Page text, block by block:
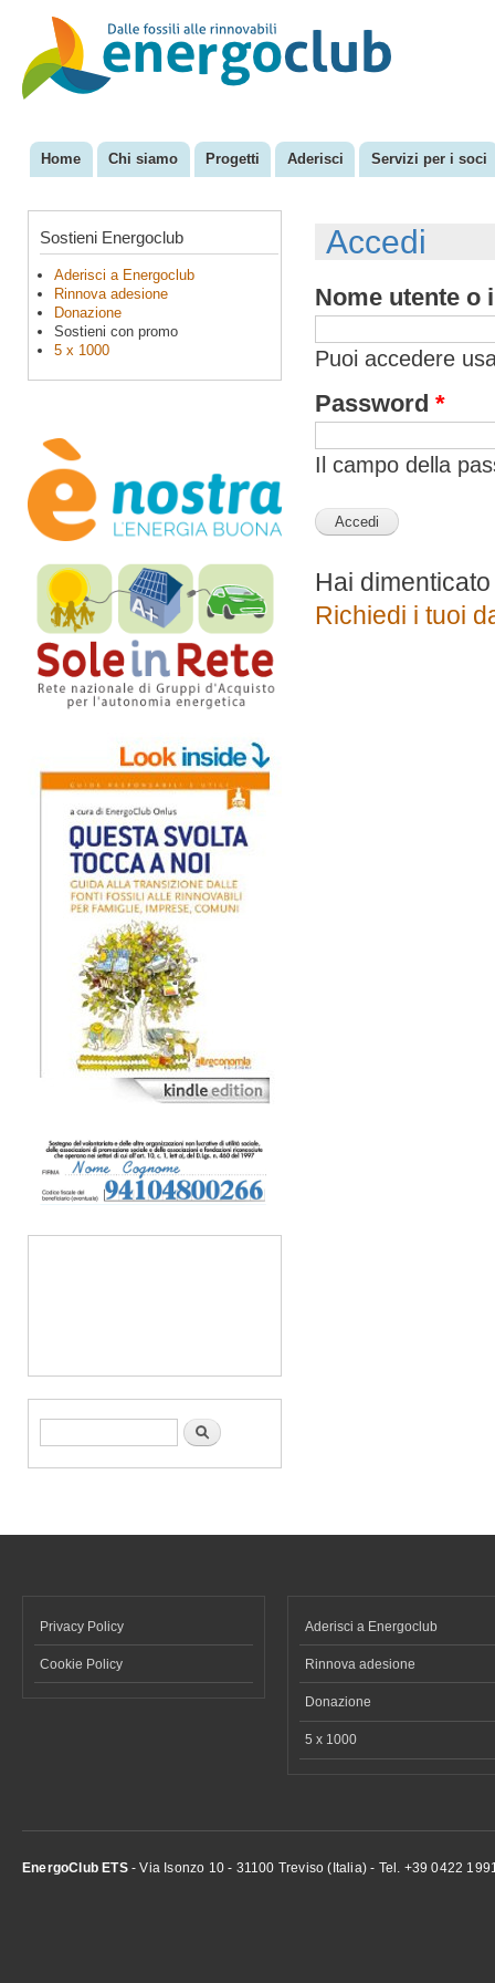
EnergoClub
per la
riconversione
del sistema
Menu principale
Home Chi siamo Progetti Aderisci Servizi per i soci
Sostieni Energoclub
Aderisci a Energoclub
Rinnova adesione
Donazione
Sostieni con promo
5 x 1000
Form di ricerca Cerca
Accedi
Nome utente
Puoi accedere
Password *
Il campo della
Hai
Richiedi i tuoi
Privacy Policy
Cookie Policy
Aderisci a Energoclub
Rinnova adesione
Donazione
5 x 1000
EnergoClub ETS- Via Isonzo 10 - 31100 Treviso (Italia) - Tel. +39 0422